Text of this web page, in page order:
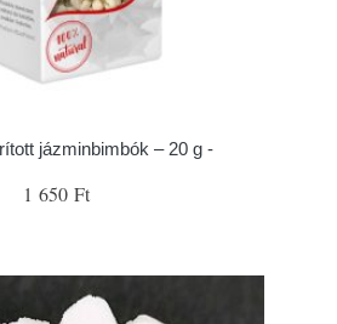
jázminbimbók – 20 g -
1 650 Ft